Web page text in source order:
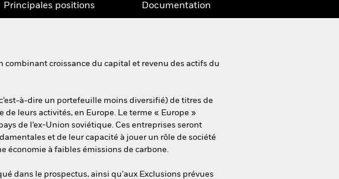
Principales positions Documentation
combinant croissance du capital et revenu des actifs du
à-dire un portefeuille moins diversifié) de titres de
leurs activités, en Europe. Le terme « Europe »
de l’ex-Union soviétique. Ces entreprises seront
et de leur capacité à jouer un rôle de société
économie à faibles émissions de carbone.
dans le prospectus, ainsi qu’aux Exclusions prévues